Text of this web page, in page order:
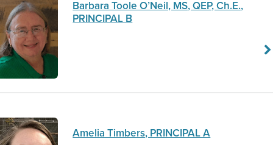
Barbara Toole O’Neil, MS, QEP, Ch.E.,
PRINCIPAL B
Amelia Timbers, PRINCIPAL A